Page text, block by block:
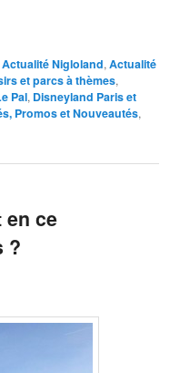
Actualité Nigloland,Actualité
et parcs à thèmes,
Pal, Disneyland Paris et
Promos et Nouveautés,
en ce
?